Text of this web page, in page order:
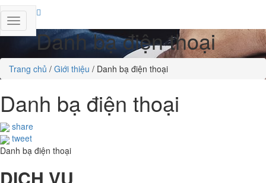
Danh bạ điện thoại
Trang chủ / Giới thiệu / Danh bạ điện thoại
Danh bạ điện thoại
share
tweet
Danh bạ điện thoại
DỊCH VỤ